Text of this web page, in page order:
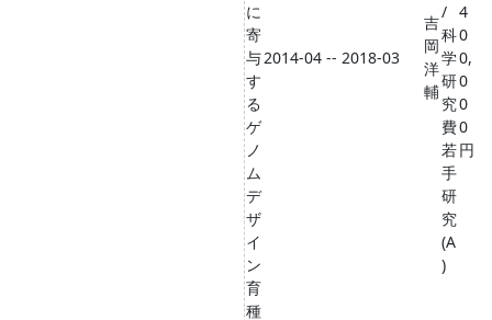
に
寄
与
す
る
ゲ
ノ
ム
デ
ザ
イ
ン
育
種
2014-04 -- 2018-03
吉
岡
洋
輔
/
科
学
研
究
費
若
手
研
究
(A
)
4
0
0,
0
0
0
円